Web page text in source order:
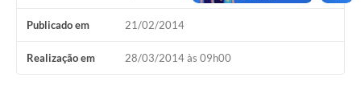
Publicado em 21/02/2014
Realização em 28/03/2014 às 09h00